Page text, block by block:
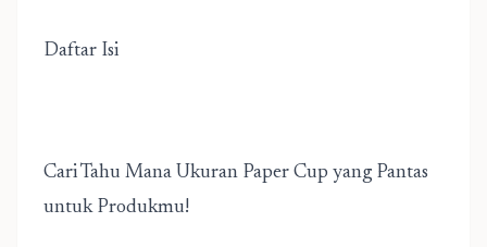
Daftar Isi
Cari Tahu Mana Ukuran Paper Cup yang Pantas
untuk Produkmu!